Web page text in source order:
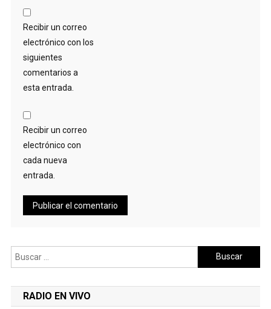
Recibir un correo
electrónico con los
siguientes
comentarios a
esta entrada.
Recibir un correo
electrónico con
cada nueva
entrada.
Buscar:
RADIO EN VIVO